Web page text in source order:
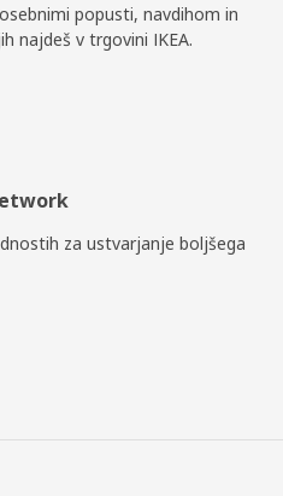
popusti, navdihom in
najdeš v trgovini IKEA.
za ustvarjanje boljšega